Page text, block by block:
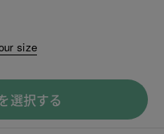
size
選択する